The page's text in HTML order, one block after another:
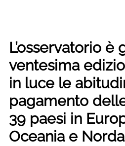
L’osservatorio è
ventesima
in luce le
pagamento
39 paesi in
Oceania e